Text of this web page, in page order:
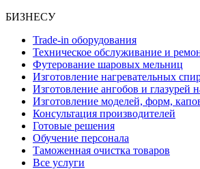
БИЗНЕСУ
Trade-in оборудования
Техническое обслуживание и
Футерование шаровых мельниц
Изготовление нагревательных
Изготовление ангобов и глазурей
Изготовление моделей, форм,
Консультация производителей
Готовые решения
Обучение персонала
Таможенная очистка товаров
Все услуги